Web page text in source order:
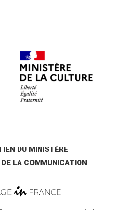
DU MINISTÈRE
LA COMMUNICATION